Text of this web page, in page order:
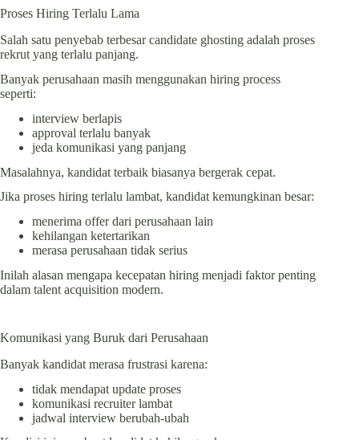
Proses Hiring Terlalu Lama
Salah satu penyebab terbesar candidate ghosting adalah proses
rekrut yang terlalu panjang.
Banyak perusahaan masih menggunakan hiring process
seperti:
interview berlapis
approval terlalu banyak
jeda komunikasi yang panjang
Masalahnya, kandidat terbaik biasanya bergerak cepat.
Jika proses hiring terlalu lambat, kandidat kemungkinan besar:
menerima offer dari perusahaan lain
kehilangan ketertarikan
merasa perusahaan tidak serius
Inilah alasan mengapa kecepatan hiring menjadi faktor penting
dalam talent acquisition modern.
Komunikasi yang Buruk dari Perusahaan
Banyak kandidat merasa frustrasi karena:
tidak mendapat update proses
komunikasi recruiter lambat
jadwal interview berubah-ubah